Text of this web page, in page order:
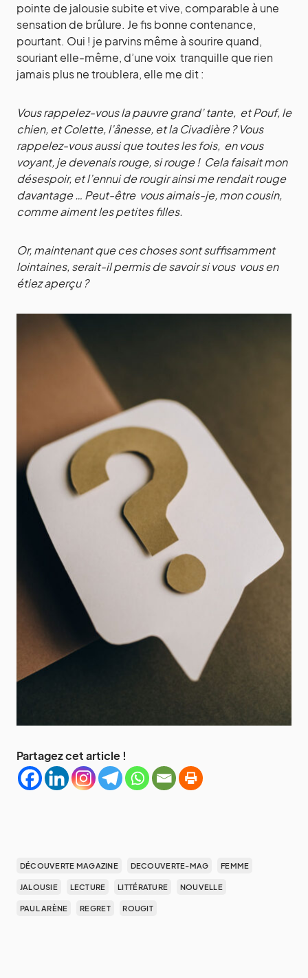
pointe de jalousie subite et vive, comparable à une
sensation de brûlure. Je fis bonne contenance,
pourtant. Oui ! je parvins même à sourire quand,
souriant elle-même, d’une voix tranquille que rien
jamais plus ne troublera, elle me dit :
Vous rappelez-vous la pauvre grand’ tante, et Pouf, le
chien, et Colette, l’ânesse, et la Civadière ? Vous
rappelez-vous aussi que toutes les fois, en vous
voyant, je devenais rouge, si rouge ! Cela faisait mon
désespoir, et l’ennui de rougir ainsi me rendait rouge
davantage … Peut-être vous aimais-je, mon cousin,
comme aiment les petites filles.
Or, maintenant que ces choses sont suffisamment
lointaines, serait-il permis de savoir si vous vous en
étiez aperçu ?
Partagez cet article !
DÉCOUVERTE MAGAZINE DECOUVERTE-MAG FEMME
JALOUSIE LECTURE LITTÉRATURE NOUVELLE
PAUL ARÈNE REGRET ROUGIT